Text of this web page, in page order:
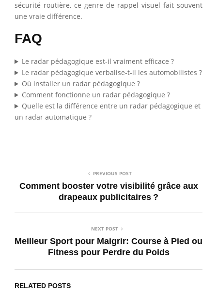
sécurité routière, ce genre de rappel visuel fait souvent
une vraie différence.
FAQ
Le radar pédagogique est-il vraiment efficace ?
Le radar pédagogique verbalise-t-il les automobilistes ?
Où installer un radar pédagogique ?
Comment fonctionne un radar pédagogique ?
Quelle est la différence entre un radar pédagogique et
un radar automatique ?
PREVIOUS POST
Comment booster votre visibilité grâce aux
drapeaux publicitaires ?
NEXT POST
Meilleur Sport pour Maigrir: Course à Pied ou
Fitness pour Perdre du Poids
RELATED POSTS